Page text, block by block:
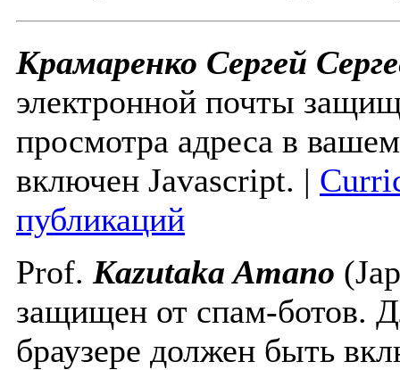
Крамаренко Сергей
электронной почты
просмотра адреса в
включен Javascript. |
публикаций
Prof. Kazutaka Amano
защищен от спам-ботов.
браузере должен быть